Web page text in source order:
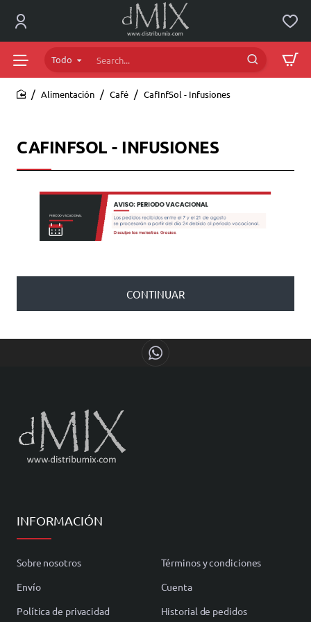
Todo
Search...
home
Alimentación Café CafInfSol - Infusiones
CAFINFSOL - INFUSIONES
CONTINUAR
INFORMACIÓN
Sobre nosotros
Envío
Política de privacidad
Términos y condiciones
Cuenta
Historial de pedidos